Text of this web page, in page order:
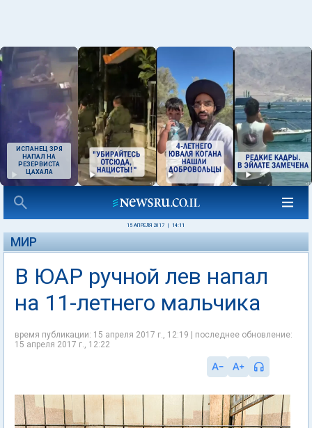
ИСПАНЕЦ ЗРЯ
НАПАЛ НА
РЕЗЕРВИСТА
ЦАХАЛА
15 АПРЕЛЯ 2017 14:11
МИР
В ЮАР ручной лев напал
на 11-летнего мальчика
время публикации: 15 апреля 2017 г., 12:19 | последнее обновление:
15 апреля 2017 г., 12:22